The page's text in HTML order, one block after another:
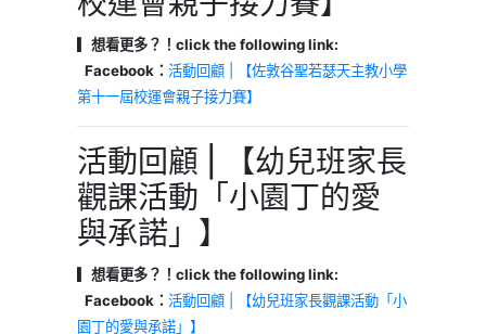
▎想看更多？！click the following link:
Facebook： 活動回顧 | 【佐敦谷聖若瑟天主教小學
第十一屆校運會親子接力賽】
活動回顧 | 【幼兒班家長
觀課活動「小園丁的愛
與承諾」】
▎想看更多？！click the following link:
Facebook： 活動回顧 | 【幼兒班家長觀課活動「小
園丁的愛與承諾」】